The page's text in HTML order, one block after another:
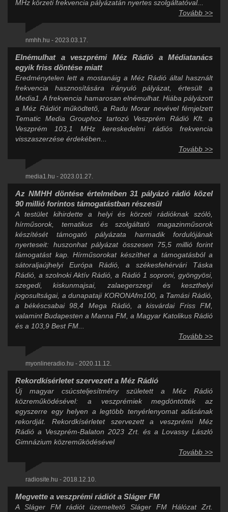
MHz körzeti frekvencia pályázatán nyertes szolgáltatóval...
Tovább >>
nmhh.hu - 2023.03.17.
Elnémulhat a veszprémi Méz Rádió a Médiatanács
egyik friss döntése miatt
Eredménytelen lett a mostanáig a Méz Rádió által használt
frekvencia hasznosítására irányuló pályázat, értesült a
Media1. A frekvencia hamarosan elnémulhat. Hiába pályázott
a Méz Rádiót működtető, a Radu Morar nevével fémjelzett
Tematic Media Grouphoz tartozó Veszprém Rádió Kft. a
Veszprém 103,1 MHz kereskedelmi rádiós frekvencia
visszaszerzése érdekében...
Tovább >>
media1.hu - 2023.01.27.
Az NMHH döntése értelmében 31 pályázó rádió közel
90 millió forintos támogatástban részesül
A testület kihirdette a helyi és körzeti rádióknak szóló,
hírműsorok, tematikus és szolgáltató magazinműsorok
készítését támogató pályázata harmadik fordulójának
nyerteseit: huszonhat pályázat összesen 75,5 millió forint
támogatást kap. Hírműsorokat készíthet a támogatásból a
sátoraljaújhelyi Európa Rádió, a székesfehérvári Táska
Rádió, a szolnoki Aktív Rádió, a Rádió 1 soproni, gyöngyösi,
szegedi, kiskunmajsai, zalaegerszegi és keszthelyi
jogosultságai, a dunapataji KORONAfm100, a Tamási Rádió,
a békéscsabai 98,4 Mega Rádió, a kisvárdai Friss FM,
valamint Budapesten a Manna FM, a Magyar Katolikus Rádió
és a 103,9 Best FM...
Tovább >>
myonlineradio.hu - 2020.11.12.
Rekordkísérletet szervezett a Méz Rádió
Új magyar csúcsteljesítmény született a Méz Rádió
közreműködésével: a veszprémiek megdöntötték az
egyszerre egy helyen a legtöbb tenyérlenyomat adásának
rekordját. Rekordkísérletet szervezett a veszprémi Méz
Rádió a Veszprém-Balaton 2023 Zrt. és a Lovassy László
Gimnázium közreműködésével
Tovább >>
radiosite.hu - 2018.12.10.
Megvette a veszprémi rádiót a Sláger FM
A Sláger FM rádiót üzemeltető Sláger FM Hálózat Zrt.